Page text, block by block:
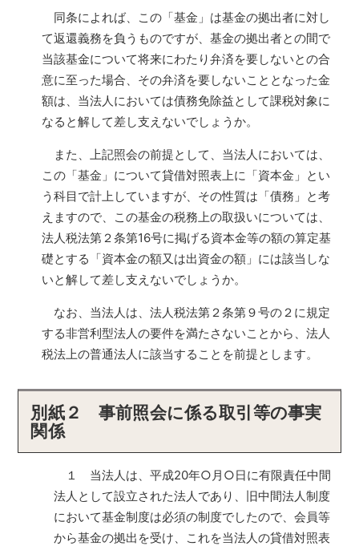
同条によれば、この「基金」は基金の拠出者に対し
て返還義務を負うものですが、基金の拠出者との間で
当該基金について将来にわたり弁済を要しないとの合
意に至った場合、その弁済を要しないこととなった金
額は、当法人においては債務免除益として課税対象に
なると解して差し支えないでしょうか。
また、上記照会の前提として、当法人においては、
この「基金」について貸借対照表上に「資本金」とい
う科目で計上していますが、その性質は「債務」と考
えますので、この基金の税務上の取扱いについては、
法人税法第２条第16号に掲げる資本金等の額の算定基
礎とする「資本金の額又は出資金の額」には該当しな
いと解して差し支えないでしょうか。
なお、当法人は、法人税法第２条第９号の２に規定
する非営利型法人の要件を満たさないことから、法人
税法上の普通法人に該当することを前提とします。
別紙２ 事前照会に係る取引等の事実
関係
１ 当法人は、平成20年○月○日に有限責任中間
法人として設立された法人であり、旧中間法人制度
において基金制度は必須の制度でしたので、会員等
から基金の拠出を受け、これを当法人の貸借対照表